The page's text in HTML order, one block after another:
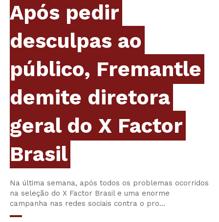
Após pedir
desculpas ao
público, Fremantle
demite diretora
geral do X Factor
Brasil
Na última semana, após todos os problemas ocorridos
na seleção do X Factor Brasil e uma enorme
campanha nas redes sociais contra o pro…